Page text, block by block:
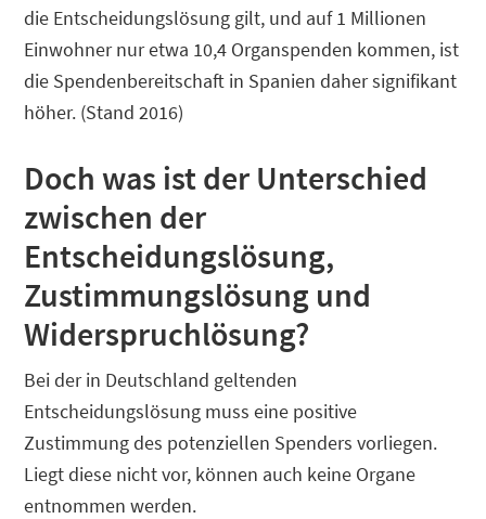
die Entscheidungslösung gilt, und auf 1 Millionen
Einwohner nur etwa 10,4 Organspenden kommen, ist
die Spendenbereitschaft in Spanien daher signifikant
höher. (Stand 2016)
Doch was ist der Unterschied
zwischen der
Entscheidungslösung,
Zustimmungslösung und
Widerspruchlösung?
Bei der in Deutschland geltenden
Entscheidungslösung muss eine positive
Zustimmung des potenziellen Spenders vorliegen.
Liegt diese nicht vor, können auch keine Organe
entnommen werden.